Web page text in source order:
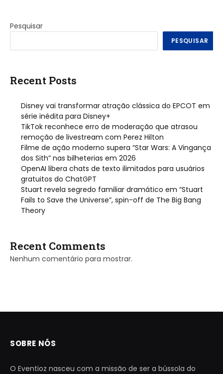
Pesquisar
PESQUISAR
Recent Posts
Disney vai transformar atração clássica do EPCOT em
série inédita para Disney+
TikTok reconhece erro de moderação que atrasou
remoção de livestream com Perez Hilton
Filme de ação moderno supera “Star Wars: A Vingança
dos Sith” nas bilheterias em 2026
OpenAI libera chats de texto ilimitados para usuários
gratuitos do ChatGPT
Stuart revela segredo familiar dramático em “Stuart
Fails to Save the Universe”, spin-off de The Big Bang
Theory
Recent Comments
Nenhum comentário para mostrar.
SOBRE NÓS
O Eventioz nasceu com a missão de ser a bússola do